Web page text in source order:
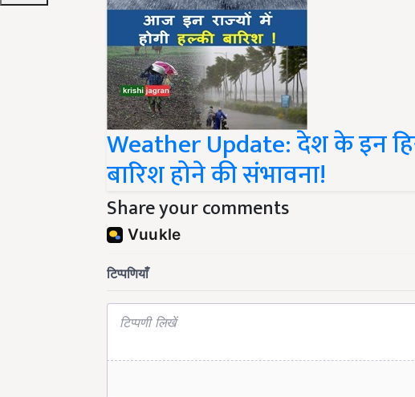
Weather Update: देश के इन
बारिश होने की संभावना!
Share your comments